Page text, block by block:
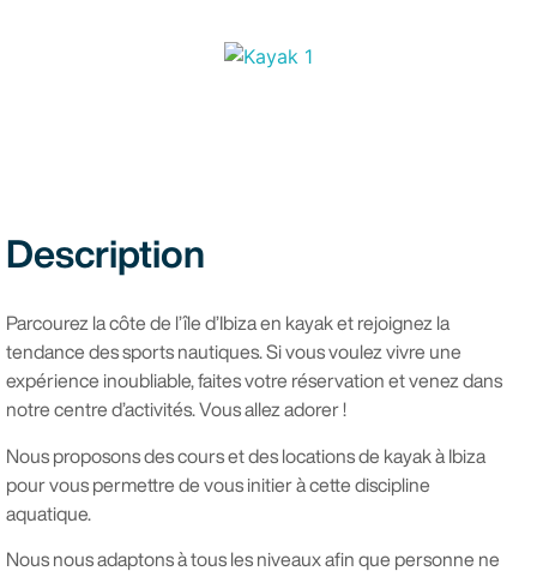
Description
Parcourez la côte de l’île d’Ibiza en kayak et rejoignez la
tendance des sports nautiques. Si vous voulez vivre une
expérience inoubliable, faites votre réservation et venez dans
notre centre d’activités. Vous allez adorer !
Nous proposons des cours et des locations de kayak à Ibiza
pour vous permettre de vous initier à cette discipline
aquatique.
Nous nous adaptons à tous les niveaux afin que personne ne